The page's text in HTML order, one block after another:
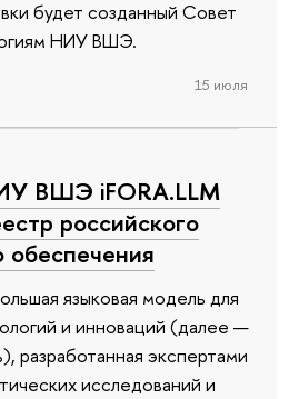
будет созданный Совет
НИУ ВШЭ.
15 июля
ВШЭ iFORA.LLM
российского
обеспечения
языковая модель для
и инноваций (далее —
разработанная экспертами
исследований и